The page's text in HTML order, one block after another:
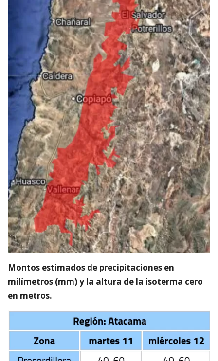
Montos estimados de precipitaciones en
milímetros (mm) y la altura de la isoterma cero
en metros.